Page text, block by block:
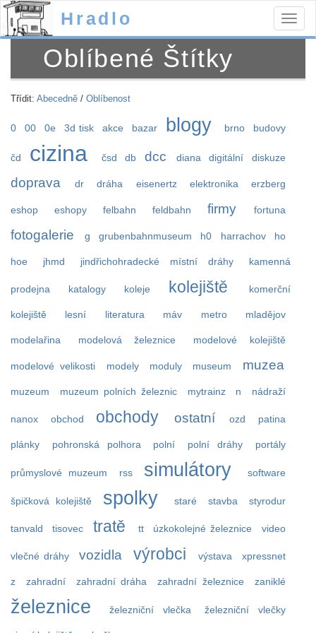
Hradlo
Oblíbené Štítky
Třídit: Abecedně / Oblíbenost
0 00 0e 3d tisk akce bazar blogy brno budovy
čd cizina čsd db dcc diana digitální diskuze
doprava dr dráha eisenertz elektronika erzberg
eshop eshopy felbahn feldbahn firmy fortuna
fotogalerie g grubenbahnmuseum h0 harrachov ho
hoe jhmd jindřichohradecké místní dráhy kamenná
prodejna katalogy koleje kolejiště komerční
kolejiště lesní literatura máv metro mladějov
modelařina modelová železnice modelové kolejiště
modelové velikosti modely moduly museum muzea
muzeum muzeum polních železnic mytrainz n nádraží
nanox obchod obchody ostatní ozd patina
plánky pohronská polhora polní polní dráhy portály
průmyslové muzeum rss simulátory software
špičková kolejiště spolky staré stavba styrodur
tanvald tisovec tratě tt úzkokolejné železnice video
vlečné dráhy vozidla výrobci výstava xpressnet
z zahradní zahradní dráha zahradní železnice zaniklé
železnice železniční vlečka železniční vlečky